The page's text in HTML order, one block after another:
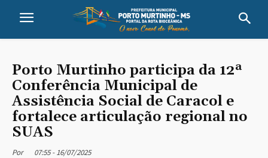
Porto Murtinho participa da 12ª
Conferência Municipal de
Assistência Social de Caracol e
fortalece articulação regional no
SUAS
Por 07:55 - 16/07/2025